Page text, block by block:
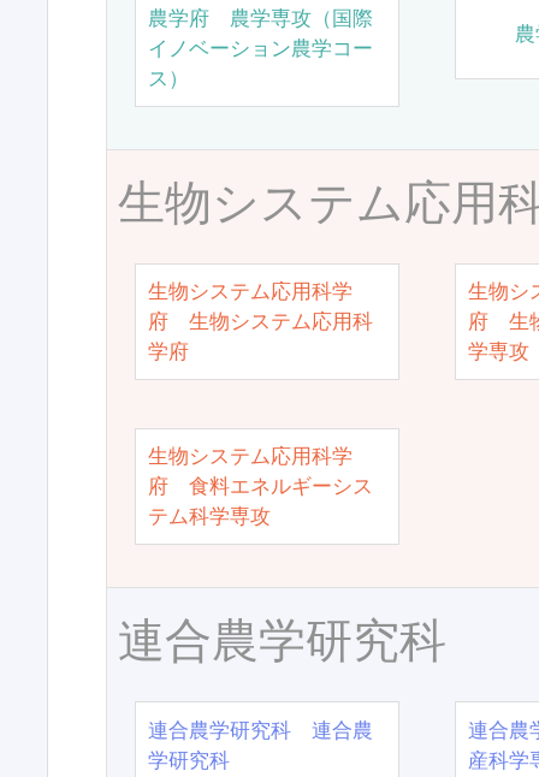
農学府 農学専攻（国際
イノベーション農学コー
ス）
生物システム応用
生物システム応用科学
府 生物システム応用科
学府
生物シ
府 生
学専攻
生物システム応用科学
府 食料エネルギーシス
テム科学専攻
連合農学研究科
連合農学研究科 連合農
学研究科
連合農
産科学